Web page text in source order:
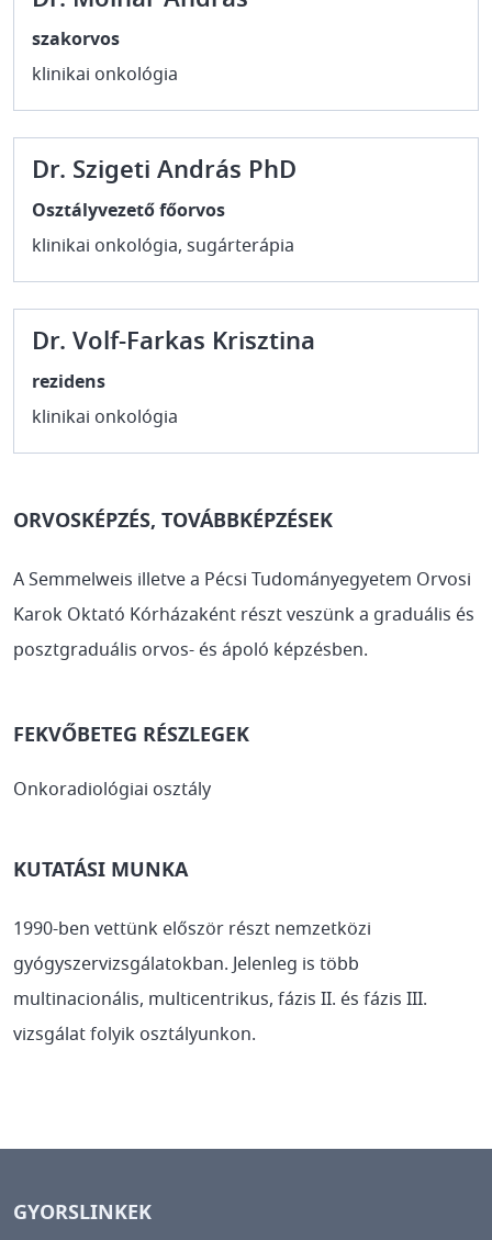
szakorvos
klinikai onkológia
Dr. Szigeti András PhD
Osztályvezető főorvos
klinikai onkológia, sugárterápia
Dr. Volf-Farkas Krisztina
rezidens
klinikai onkológia
ORVOSKÉPZÉS, TOVÁBBKÉPZÉSEK
A Semmelweis illetve a Pécsi Tudományegyetem Orvosi
Karok Oktató Kórházaként részt veszünk a graduális és
posztgraduális orvos- és ápoló képzésben.
FEKVŐBETEG RÉSZLEGEK
Onkoradiológiai osztály
KUTATÁSI MUNKA
1990-ben vettünk először részt nemzetközi
gyógyszervizsgálatokban. Jelenleg is több
multinacionális, multicentrikus, fázis II. és fázis III.
vizsgálat folyik osztályunkon.
GYORSLINKEK